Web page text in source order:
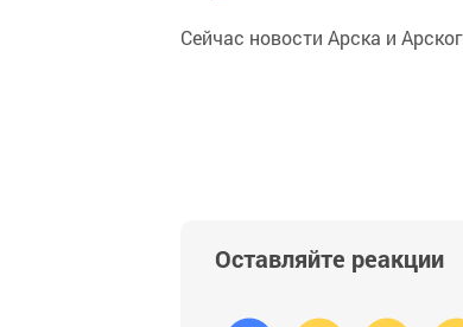
Сейчас новости Арска и
Оставляйте реакции